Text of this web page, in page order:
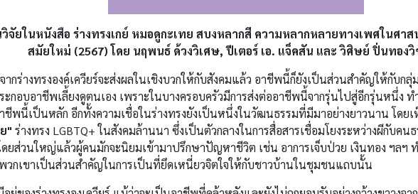
จัยในหนังสือ ร่างทรงเกย์ หมอดูกะเทย สบงหลากสี ความหลากหลายทางเพศในศา
สมัยใหม่ (2567) โดย นฤพนธ์ ด้วงวิเศษ, ปีเตอร์ เอ. แจ็คสัน และ วิศิษย์ ปิ่นทอง
ากร่างทรงองค์เควียร์จะส่งผลในเชิงบวกให้กับสังคมแล้ว อาชีพนี้ก็ยังเป็นส่วนสำคัญให้กับกลุ่
ะกอบอาชีพเลี้ยงดูตนเอง เพราะในบางครอบครัวมีการส่งต่ออาชีพนี้จากรุ่นไปสู่อีกรุ่นหนึ่ง ท
ชีพนี้เป็นหลัก อีกทั้งความเชื่อในร่างทรงยังเป็นหนึ่งในวัฒนธรรมที่มีมาอย่างยาวนาน โดยเ
" ร่างทรง LGBTQ+ ในสังคมล้านนา ซึ่งเป็นตัวกลางในการสื่อสารเชื่อมโยงระหว่างผีกับคน
ยส่วนใหญ่แล้วผู้คนมักจะนิยมเข้ามาปรึกษาปัญหาชีวิต เช่น อาการเจ็บป่วย เงินทอง ฯลฯ
วกเขาเป็นส่วนสำคัญในการเป็นที่ยึดเหนี่ยวจิตใจให้กับชาวบ้านในชุมชนแถบนั้น